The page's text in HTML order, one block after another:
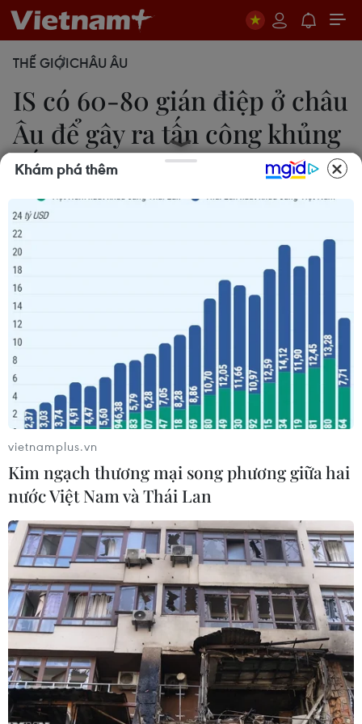
THẾ GIỚICHÂU ÂU
IS có 60-80 gián điệp ở châu
Âu để gây ra tấn công khủng
bố
19/11/2016 09:52
Các chuyên gia tình báo ước tính rằng nhóm cực
đoan Nhà nước Hồi giáo (IS) tự xưng đã cài cắm
khoảng 60-80 gián điệp ở châu Âu để gây ra các
vụ tấn công khủng bố.
Lực lượng quân cảnh Hà Lan kiểm soát lối vào sân bay
Rotterdam ngày 17/11. (Nguồn: EPA/TTXVN)
Theo AP, điều phối viên chống khủng bố của Hà
Lan Dick Schoof cho biết các chuyên gia tình
báo ước tính rằng nhóm cực đoan Nhà nước Hồi
giáo (IS) tự xưng đã cài cắm khoảng 60-80 gián
Khám phá thêm
vietnamplus.vn
Kim ngạch thương mại song phương giữa hai
nước Việt Nam và Thái Lan